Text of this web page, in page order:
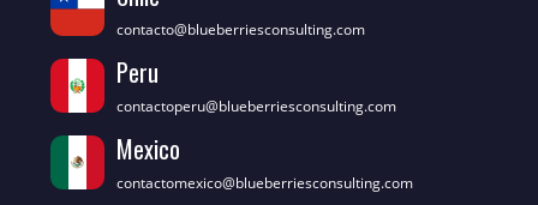
contacto@blueberriesconsulting.com
Peru
contactoperu@blueberriesconsulting.com
Mexico
contactomexico@blueberriesconsulting.com